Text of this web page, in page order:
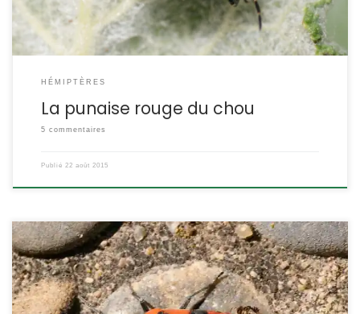
HÉMIPTÈRES
La punaise rouge du chou
5 commentaires
Publié 22 août 2015
Moins courante que le pyrrhocore ou gendarme, cette punaise
rouge et noir se reconnait avant tout au point blanc qui orne la